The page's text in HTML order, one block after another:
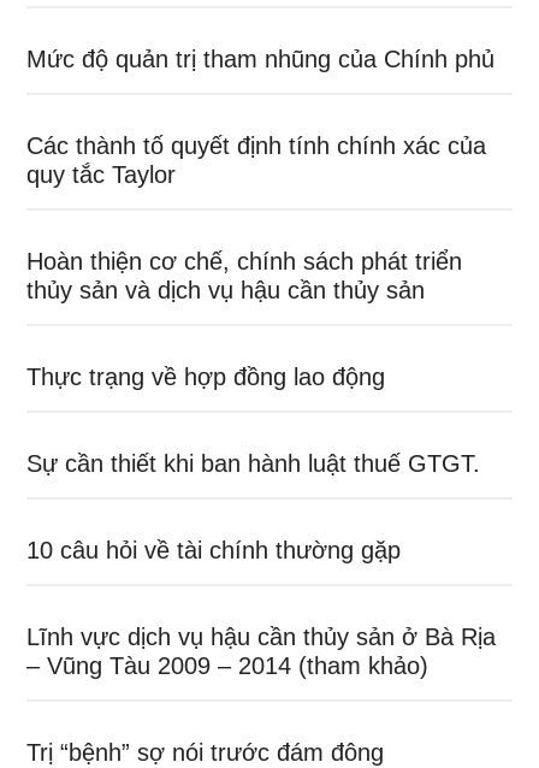
Mức độ quản trị tham nhũng của Chính phủ
Các thành tố quyết định tính chính xác của
quy tắc Taylor
Hoàn thiện cơ chế, chính sách phát triển
thủy sản và dịch vụ hậu cần thủy sản
Thực trạng về hợp đồng lao động
Sự cần thiết khi ban hành luật thuế GTGT.
10 câu hỏi về tài chính thường gặp
Lĩnh vực dịch vụ hậu cần thủy sản ở Bà Rịa
– Vũng Tàu 2009 – 2014 (tham khảo)
Trị “bệnh” sợ nói trước đám đông